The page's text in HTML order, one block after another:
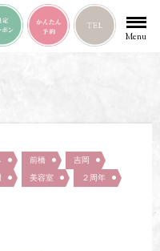
Menu
前橋
吉岡
美容室 ２周年